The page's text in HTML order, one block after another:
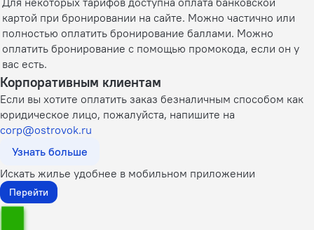
картой при бронировании на сайте. Можно частично или
полностью оплатить бронирование баллами. Можно
оплатить бронирование с помощью промокода, если он у
вас есть.
Корпоративным клиентам
Если вы хотите оплатить заказ безналичным способом как
юридическое лицо, пожалуйста, напишите на
corp@ostrovok.ru
Узнать больше
Искать жилье удобнее в мобильном приложении
Перейти